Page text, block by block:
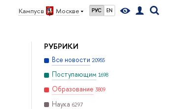
Кампус в Москве РУС EN
РУБРИКИ
Все новости 20955
Поступающим 1698
Образование 3809
Наука 6297